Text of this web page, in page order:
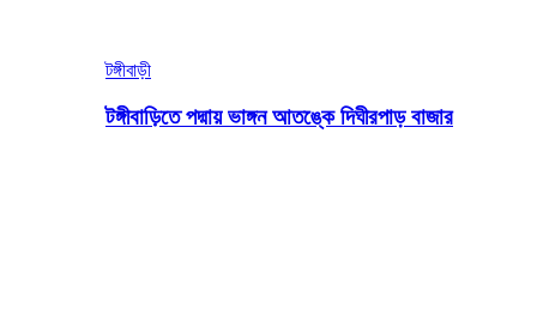
টঙ্গীবাড়ী
টঙ্গীবাড়িতে পদ্মায় ভাঙ্গন আতঙ্কে দিঘীরপাড় বাজার